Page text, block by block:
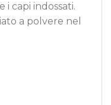
i capi indossati.
a polvere nel